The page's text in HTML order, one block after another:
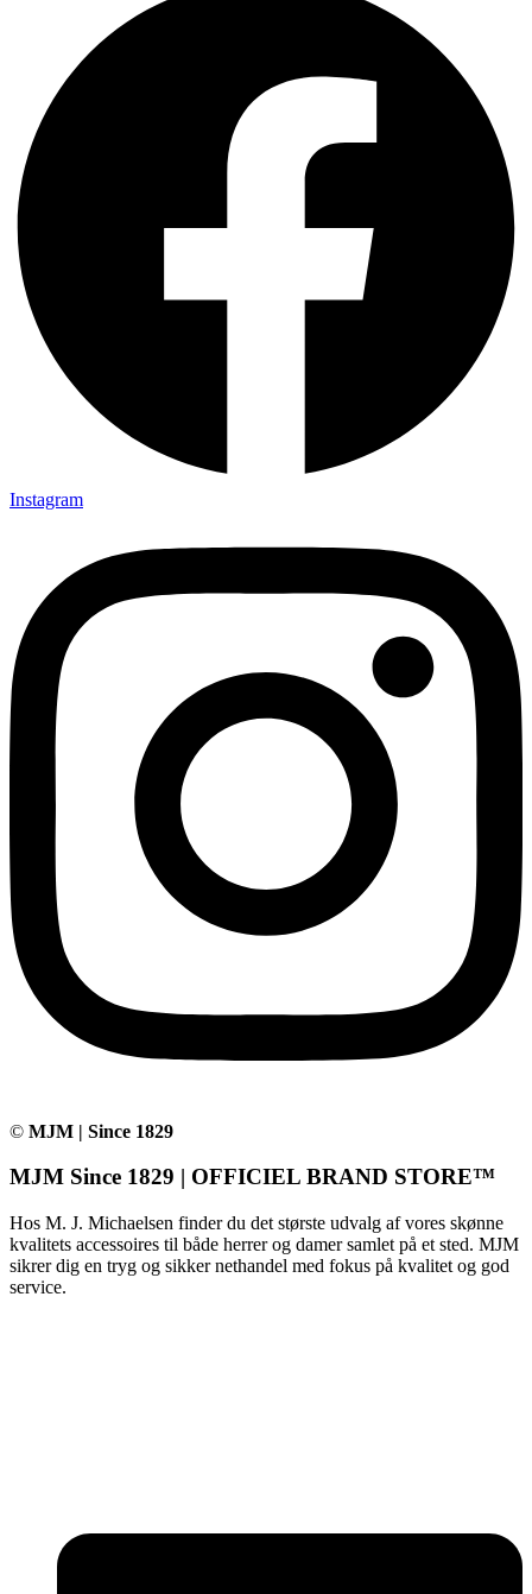
Instagram
© MJM | Since 1829
MJM Since 1829 | OFFICIEL BRAND STORE™
Hos M. J. Michaelsen finder du det største udvalg af vores skønne
kvalitets accessoires til både herrer og damer samlet på et sted. MJM
sikrer dig en tryg og sikker nethandel med fokus på kvalitet og god
service.